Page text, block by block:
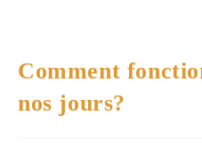
Comment
nos jours?